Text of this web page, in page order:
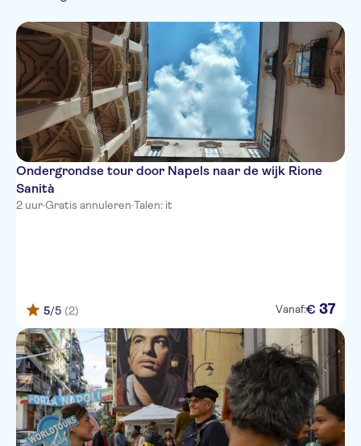
Fast track
Subject expert guide
Folklore
Russisch
Chinees
Ondergrondse tour door Napels naar de wijk Rione
Sanità
2 uur·Gratis annuleren·Talen: it
5/5 (2) Vanaf:€ 37